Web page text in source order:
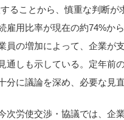
ることから、慎重な判断
雇用比率が現在の約74%か
員の増加によって、企業が
通しも示している。定年前
分に議論を深め、必要な見
次労使交渉・協議では、企